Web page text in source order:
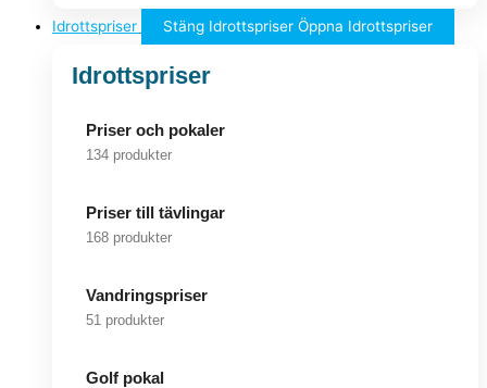
Idrottspriser Stäng Idrottspriser Öppna Idrottspriser
Idrottspriser
Priser och pokaler
134 produkter
Priser till tävlingar
168 produkter
Vandringspriser
51 produkter
Golf pokal